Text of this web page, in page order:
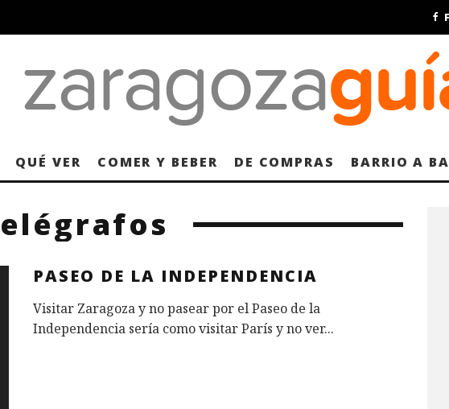
QUÉ VER COMER Y BEBER DE COMPRAS BARRIO A
PASEO DE LA INDEPENDENCIA
Visitar Zaragoza y no pasear por el Paseo de la
Independencia sería como visitar París y no ver...